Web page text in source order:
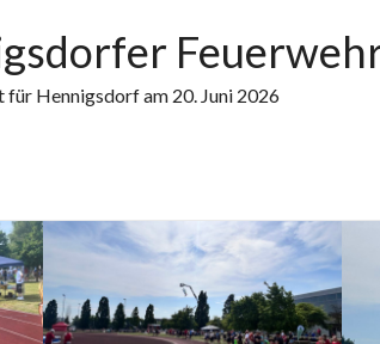
für Hennigsdorf am 20. Juni 2026
für alle Finisher
sportliche Highlight